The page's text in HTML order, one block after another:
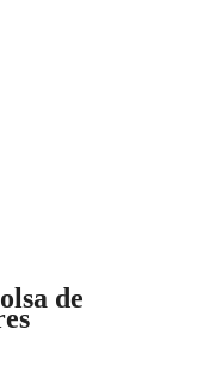
de